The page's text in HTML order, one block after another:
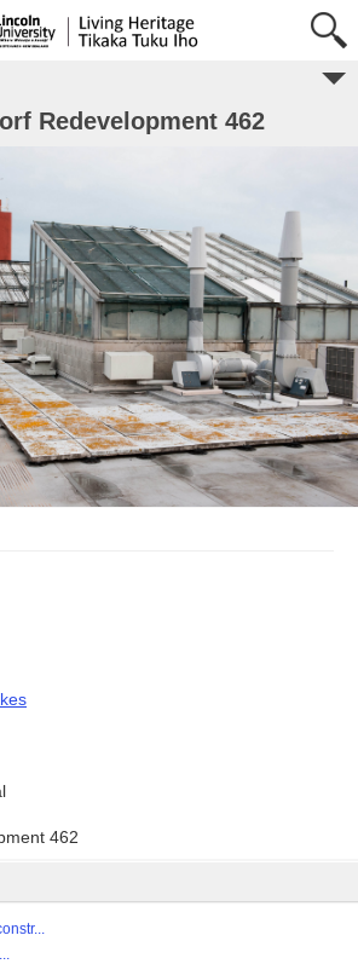
Redevelopment 462
462